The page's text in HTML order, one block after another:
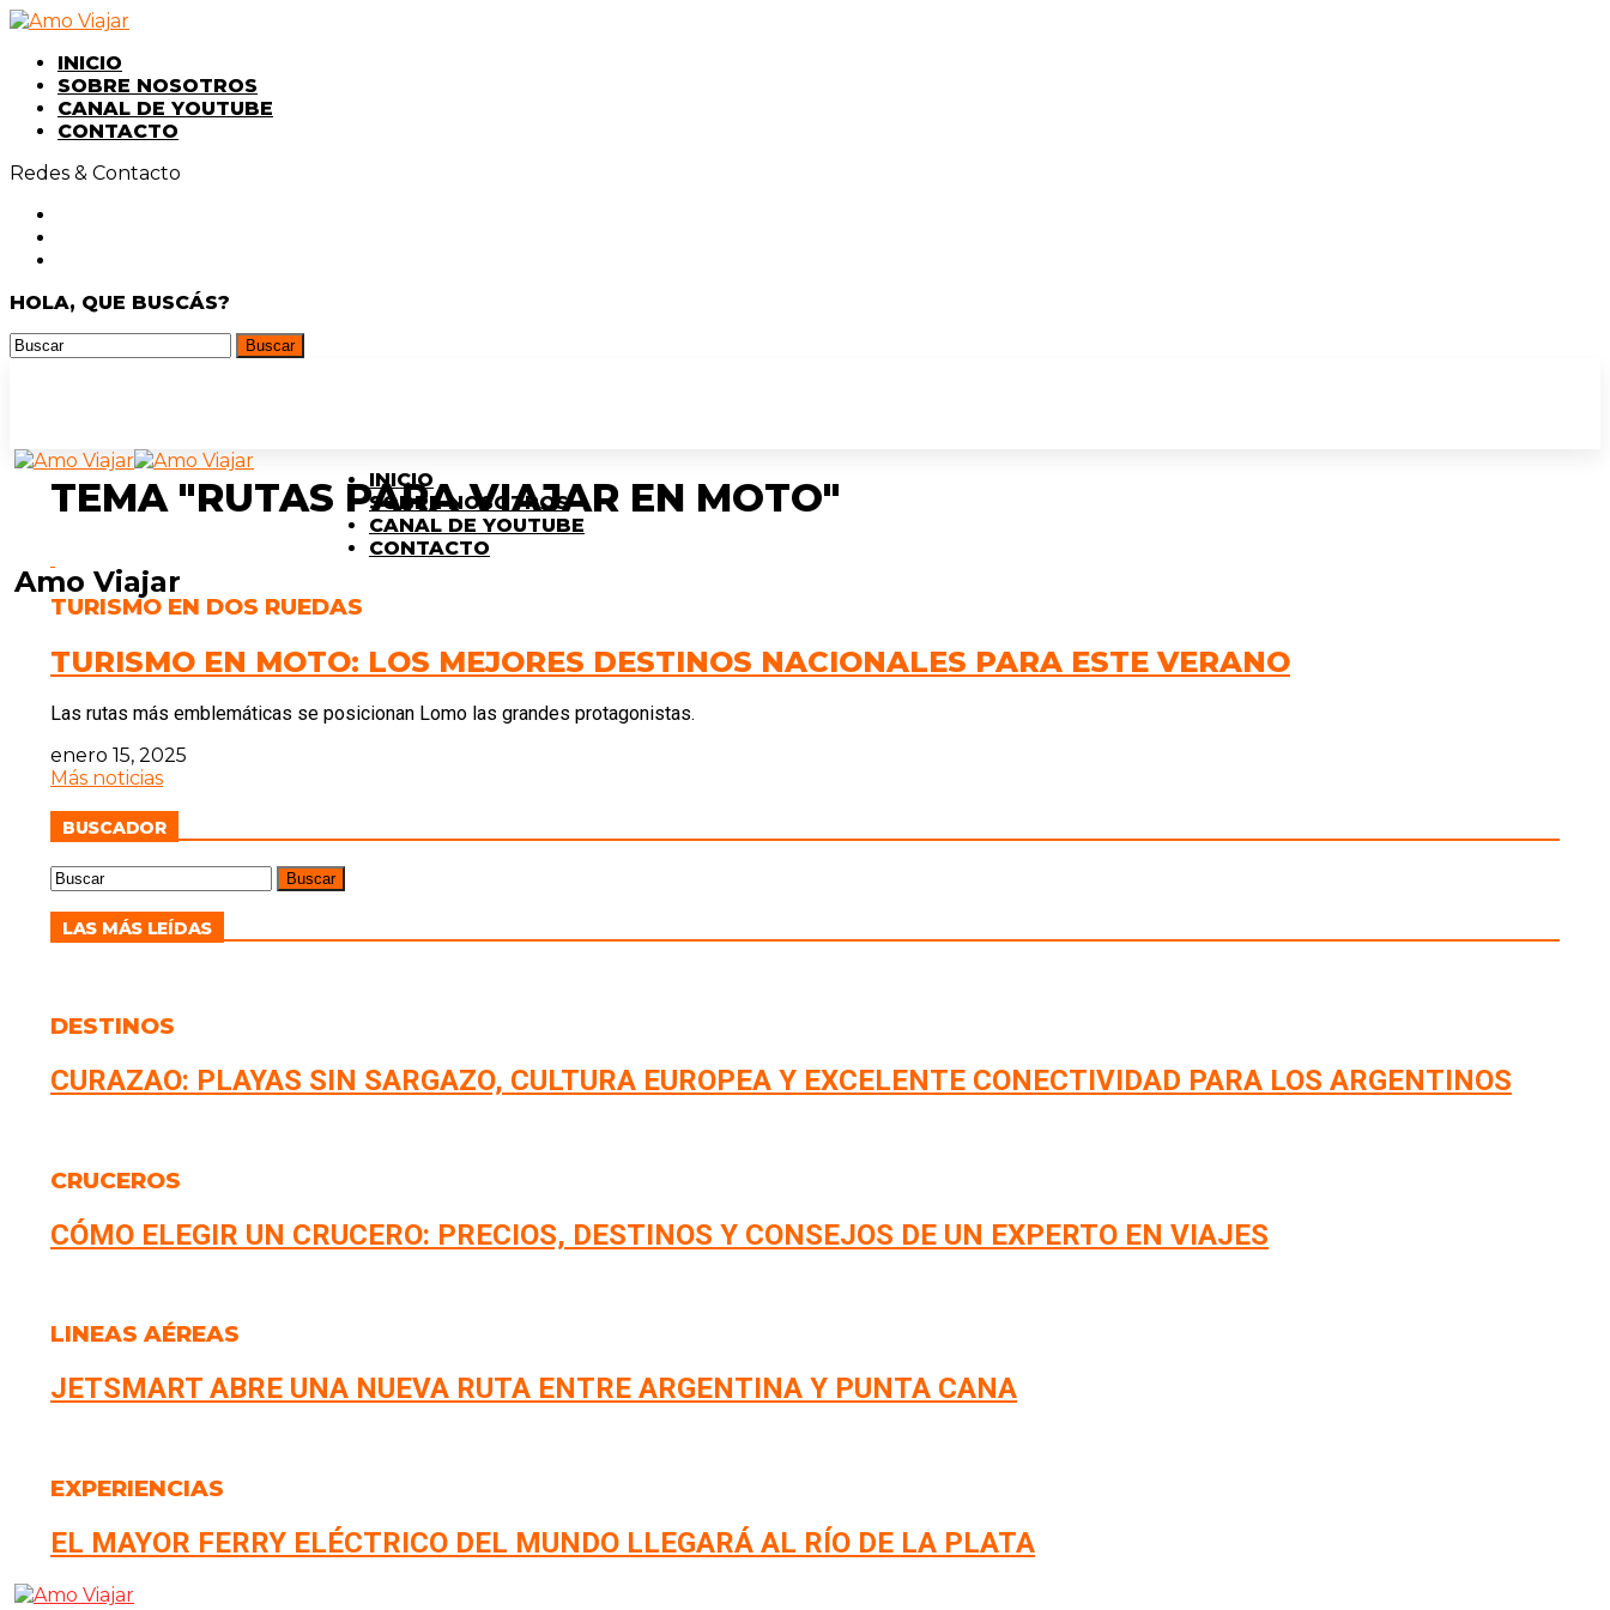
INICIO
SOBRE NOSOTROS
CANAL DE YOUTUBE
CONTACTO
Redes & Contacto
HOLA, QUE BUSCÁS?
Amo Viajar
INICIO
SOBRE NOSOTROS
CANAL DE YOUTUBE
CONTACTO
TEMA "RUTAS PARA VIAJAR EN MOTO"
TURISMO EN DOS RUEDAS
TURISMO EN MOTO: LOS MEJORES DESTINOS NACIONALES PARA ESTE VERANO
Las rutas más emblemáticas se posicionan Lomo las grandes protagonistas.
enero 15, 2025
Más noticias
BUSCADOR
LAS MÁS LEÍDAS
DESTINOS
CURAZAO: PLAYAS SIN SARGAZO, CULTURA EUROPEA Y EXCELENTE CONECTIVIDAD PARA LOS ARGENTINOS
CRUCEROS
CÓMO ELEGIR UN CRUCERO: PRECIOS, DESTINOS Y CONSEJOS DE UN EXPERTO EN VIAJES
LINEAS AÉREAS
JETSMART ABRE UNA NUEVA RUTA ENTRE ARGENTINA Y PUNTA CANA
EXPERIENCIAS
EL MAYOR FERRY ELÉCTRICO DEL MUNDO LLEGARÁ AL RÍO DE LA PLATA